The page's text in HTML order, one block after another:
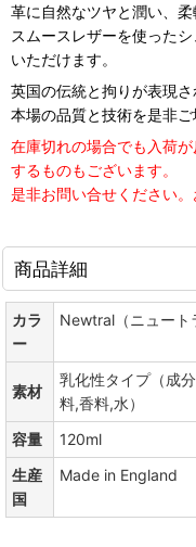
革に自然なツヤと潤い、柔
スムースレザーを使った
いただけます。
英国の伝統と拘りが表現さ
本場の品質と技術を是非ご
在庫切れの場合でも入荷
するものもございます。
是非お問い合せください。
商品詳細
カラ
ー
Newtral（ニュート
素材
乳化性タイプ（成
料,香料,水）
容量
120ml
生産
国
Made in England